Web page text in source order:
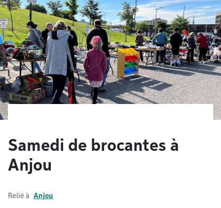
Samedi de brocantes à
Anjou
Relié à Anjou